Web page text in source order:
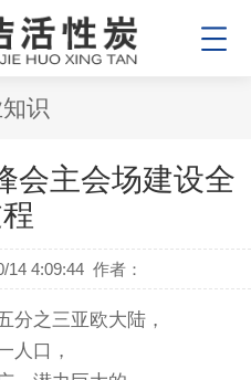
识
会主会场建设全
14 4:09:44 作者：
之三亚欧大陆，
口，